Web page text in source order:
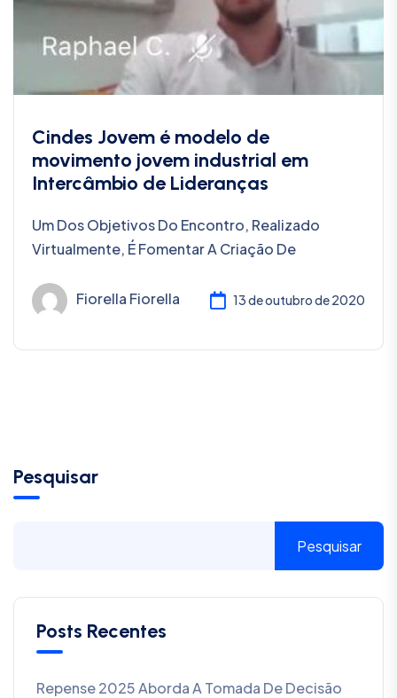
Cindes Jovem é modelo de
movimento jovem industrial em
Intercâmbio de Lideranças
Um Dos Objetivos Do Encontro, Realizado
Virtualmente, É Fomentar A Criação De
Fiorella Fiorella 13 de outubro de 2020
Pesquisar
Pesquisar
Posts Recentes
Repense 2025 Aborda A Tomada De Decisão